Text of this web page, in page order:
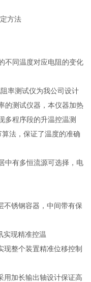
方法
不同温度对应电阻的变化
率测试仪为我公司设计
的测试仪器，本仪器加热
多程序段的升温控温测
法，保证了温度的准确
中有多恒流源可选择，电
不锈钢容器，中间带有保
实现精准控温
现整个装置精准位移控制
用加长输出轴设计保证高